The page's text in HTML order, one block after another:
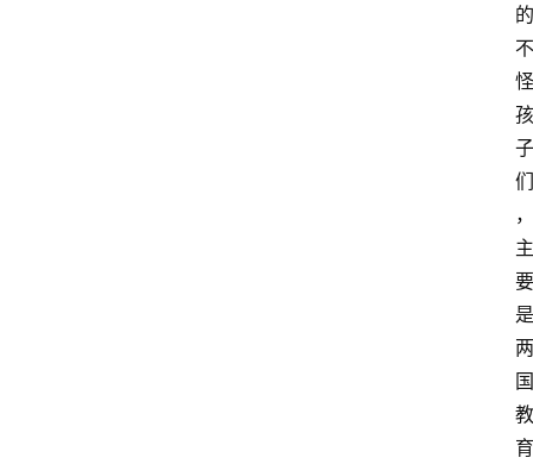
的
不
怪
孩
子
们
，
主
要
是
两
国
教
育